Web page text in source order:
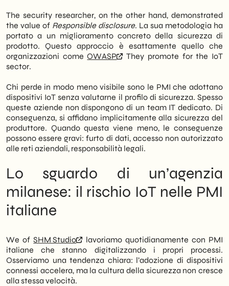
The security researcher, on the other hand, demonstrated
the value of Responsible disclosure. La sua metodologia ha
portato a un miglioramento concreto della sicurezza di
prodotto. Questo approccio è esattamente quello che
organizzazioni comeOWASP
They promote for the IoT
sector.
Chi perde in modo meno visibile sono le PMI che adottano
dispositivi IoT senza valutarne il profilo di sicurezza. Spesso
queste aziende non dispongono di un team IT dedicato. Di
conseguenza, si affidano implicitamente alla sicurezza del
produttore. Quando questa viene meno, le conseguenze
possono essere gravi: furto di dati, accesso non autorizzato
alle reti aziendali, responsabilità legali.
Lo sguardo di un’agenzia
milanese: il rischio IoT nelle PMI
italiane
We ofSHM Studio
lavoriamo quotidianamente con PMI
italiane che stanno digitalizzando i propri processi.
Osserviamo una tendenza chiara: l’adozione di dispositivi
connessi accelera, ma la cultura della sicurezza non cresce
alla stessa velocità.